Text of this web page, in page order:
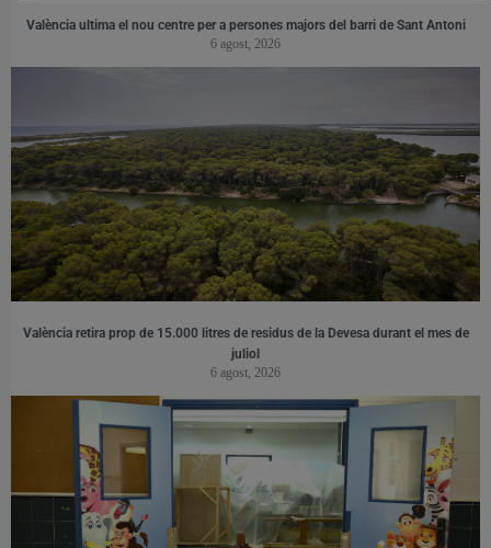
València ultima el nou centre per a persones majors del barri de Sant Antoni
6 agost, 2026
València retira prop de 15.000 litres de residus de la Devesa durant el mes de
juliol
6 agost, 2026